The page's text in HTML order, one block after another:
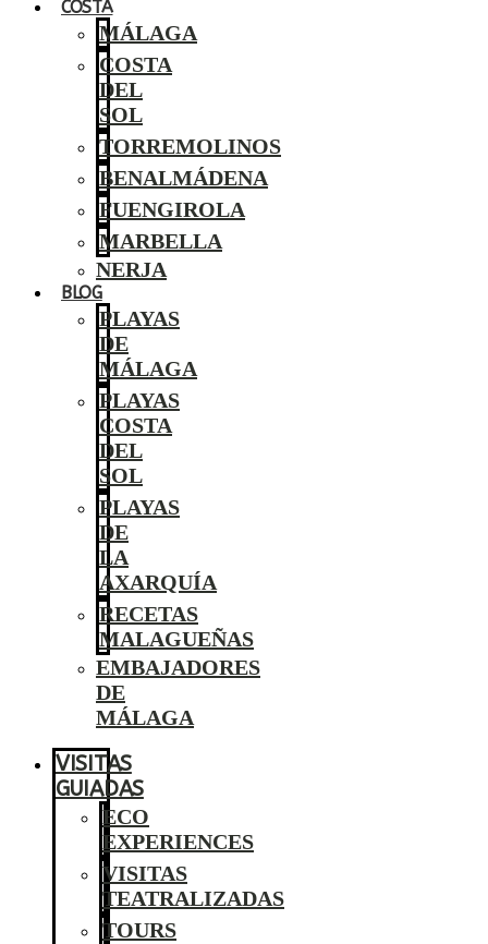
COSTA
MÁLAGA
COSTA
DEL
SOL
TORREMOLINOS
BENALMÁDENA
FUENGIROLA
MARBELLA
NERJA
BLOG
PLAYAS
DE
MÁLAGA
PLAYAS
COSTA
DEL
SOL
PLAYAS
DE
LA
AXARQUÍA
RECETAS
MALAGUEÑAS
EMBAJADORES
DE
MÁLAGA
VISITAS
GUIADAS
ECO
EXPERIENCES
VISITAS
TEATRALIZADAS
TOURS